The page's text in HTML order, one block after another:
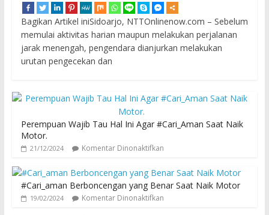
Bagikan Artikel iniSidoarjo, NTTOnlinenow.com – Sebelum
memulai aktivitas harian maupun melakukan perjalanan
jarak menengah, pengendara dianjurkan melakukan
urutan pengecekan dan
Perempuan Wajib Tau Hal Ini Agar #Cari_Aman Saat Naik
Motor.
21/12/2024 Komentar Dinonaktifkan
#Cari_aman Berboncengan yang Benar Saat Naik Motor
19/02/2024 Komentar Dinonaktifkan